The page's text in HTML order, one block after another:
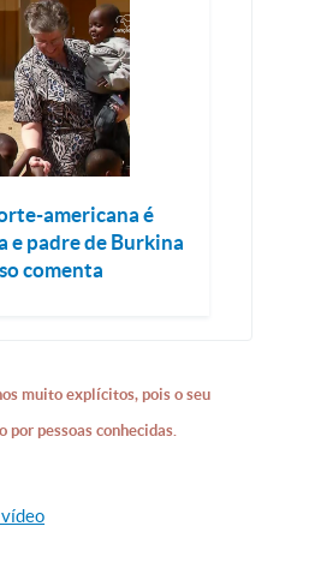
americana é
e padre de Burkina
comenta
muito explícitos, pois o seu
por pessoas conhecidas.